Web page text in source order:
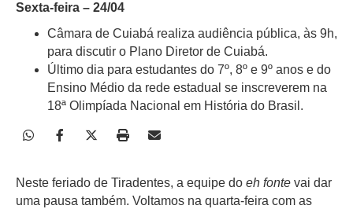
Sexta-feira – 24/04
Câmara de Cuiabá realiza audiência pública, às 9h,
para discutir o Plano Diretor de Cuiabá.
Último dia para estudantes do 7º, 8º e 9º anos e do
Ensino Médio da rede estadual se inscreverem na
18ª Olimpíada Nacional em História do Brasil.
Neste feriado de Tiradentes, a equipe do eh fonte vai dar
uma pausa também. Voltamos na quarta-feira com as